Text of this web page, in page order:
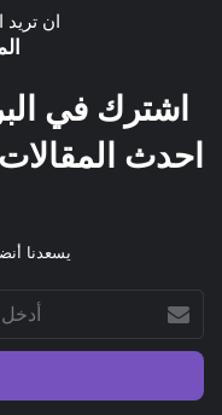
ان
اشترك في
احدث
يسعدنا
بريدك
الإلكتروني